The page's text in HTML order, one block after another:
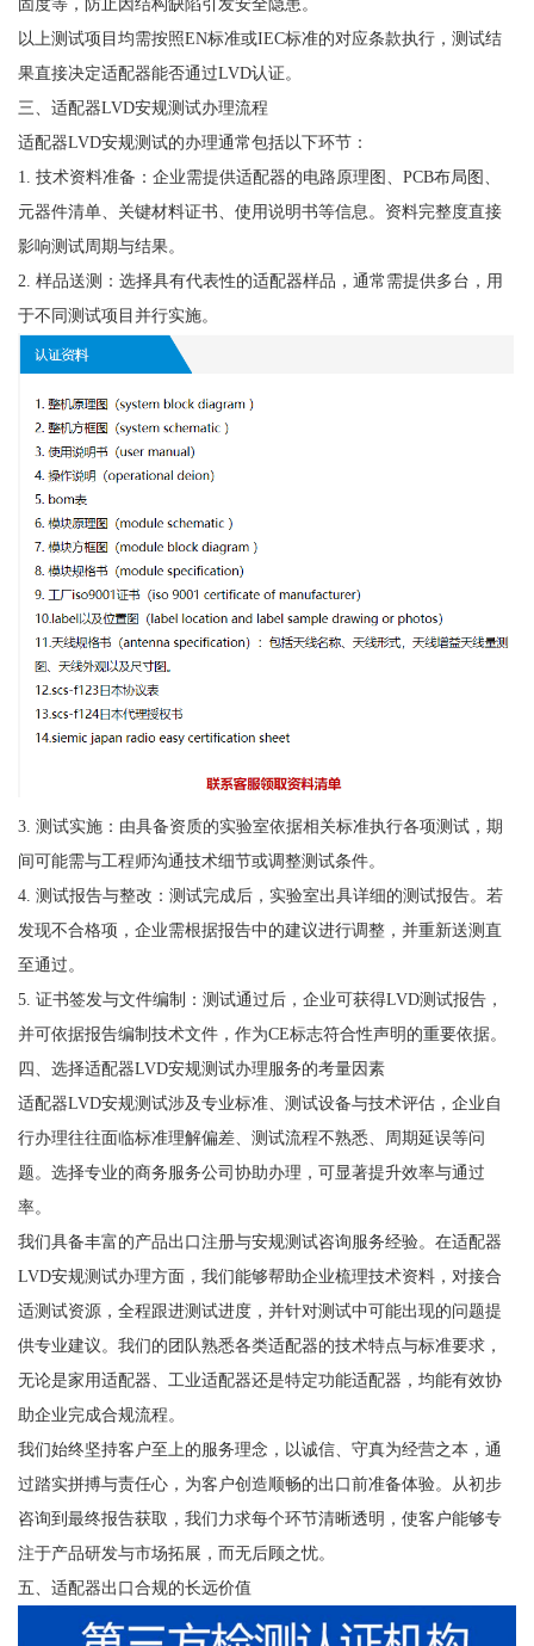
以上测试项目均需按照EN标准或IEC标准的对应条款执行，测试结
果直接决定适配器能否通过LVD认证。
三、适配器LVD安规测试办理流程
适配器LVD安规测试的办理通常包括以下环节：
1. 技术资料准备：企业需提供适配器的电路原理图、PCB布局图、
元器件清单、关键材料证书、使用说明书等信息。资料完整度直接
影响测试周期与结果。
2. 样品送测：选择具有代表性的适配器样品，通常需提供多台，用
于不同测试项目并行实施。
3. 测试实施：由具备资质的实验室依据相关标准执行各项测试，期
间可能需与工程师沟通技术细节或调整测试条件。
4. 测试报告与整改：测试完成后，实验室出具详细的测试报告。若
发现不合格项，企业需根据报告中的建议进行调整，并重新送测直
至通过。
5. 证书签发与文件编制：测试通过后，企业可获得LVD测试报告，
并可依据报告编制技术文件，作为CE标志符合性声明的重要依据。
四、选择适配器LVD安规测试办理服务的考量因素
适配器LVD安规测试涉及专业标准、测试设备与技术评估，企业自
行办理往往面临标准理解偏差、测试流程不熟悉、周期延误等问
题。选择专业的商务服务公司协助办理，可显著提升效率与通过
率。
我们具备丰富的产品出口注册与安规测试咨询服务经验。在适配器
LVD安规测试办理方面，我们能够帮助企业梳理技术资料，对接合
适测试资源，全程跟进测试进度，并针对测试中可能出现的问题提
供专业建议。我们的团队熟悉各类适配器的技术特点与标准要求，
无论是家用适配器、工业适配器还是特定功能适配器，均能有效协
助企业完成合规流程。
我们始终坚持客户至上的服务理念，以诚信、守真为经营之本，通
过踏实拼搏与责任心，为客户创造顺畅的出口前准备体验。从初步
咨询到最终报告获取，我们力求每个环节清晰透明，使客户能够专
注于产品研发与市场拓展，而无后顾之忧。
五、适配器出口合规的长远价值